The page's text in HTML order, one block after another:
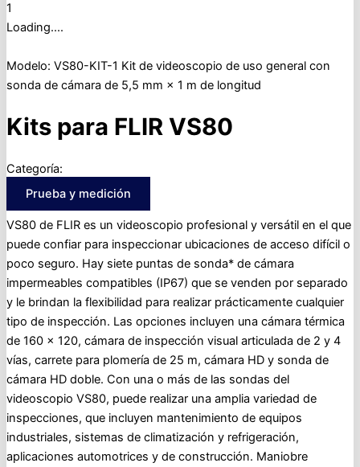
1
Loading....
Modelo: VS80-KIT-1 Kit de videoscopio de uso general con
sonda de cámara de 5,5 mm × 1 m de longitud
Kits para FLIR VS80
Categoría:
Prueba y medición
VS80 de FLIR es un videoscopio profesional y versátil en el que
puede confiar para inspeccionar ubicaciones de acceso difícil o
poco seguro. Hay siete puntas de sonda* de cámara
impermeables compatibles (IP67) que se venden por separado
y le brindan la flexibilidad para realizar prácticamente cualquier
tipo de inspección. Las opciones incluyen una cámara térmica
de 160 × 120, cámara de inspección visual articulada de 2 y 4
vías, carrete para plomería de 25 m, cámara HD y sonda de
cámara HD doble. Con una o más de las sondas del
videoscopio VS80, puede realizar una amplia variedad de
inspecciones, que incluyen mantenimiento de equipos
industriales, sistemas de climatización y refrigeración,
aplicaciones automotrices y de construcción. Maniobre